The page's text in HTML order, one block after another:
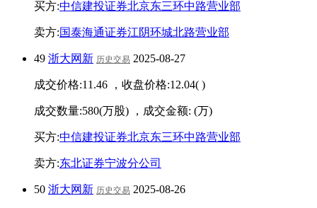
买方:中信建投证券北京东三环中路营业部
卖方:国泰海通证券江阴环城北路营业部
49 浙大网新 历史交易 2025-08-27
成交价格:11.46 ，收盘价格:12.04( )
成交数量:580(万股) ，成交金额: (万)
买方:中信建投证券北京东三环中路营业部
卖方:东北证券宁波分公司
50 浙大网新 历史交易 2025-08-26